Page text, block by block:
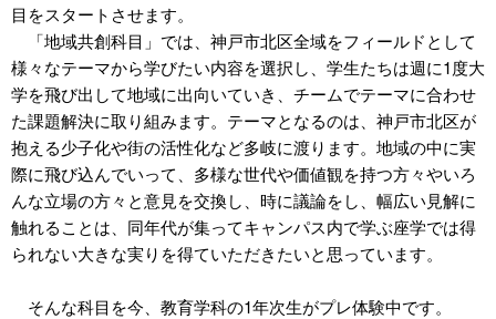
目をスタートさせます。
「地域共創科目」では、神戸市北区全域をフィールドとして
様々なテーマから学びたい内容を選択し、学生たちは週に1度大
学を飛び出して地域に出向いていき、チームでテーマに合わせ
た課題解決に取り組みます。テーマとなるのは、神戸市北区が
抱える少子化や街の活性化など多岐に渡ります。地域の中に実
際に飛び込んでいって、多様な世代や価値観を持つ方々やいろ
んな立場の方々と意見を交換し、時に議論をし、幅広い見解に
触れることは、同年代が集ってキャンパス内で学ぶ座学では得
られない大きな実りを得ていただきたいと思っています。
そんな科目を今、教育学科の1年次生がプレ体験中です。